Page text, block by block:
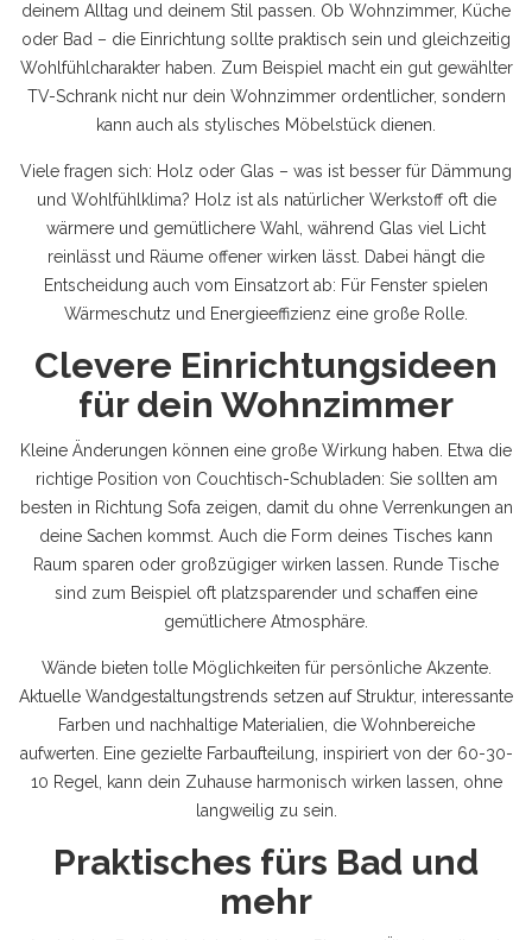
deinem Alltag und deinem Stil passen. Ob Wohnzimmer, Küche
oder Bad – die Einrichtung sollte praktisch sein und gleichzeitig
Wohlfühlcharakter haben. Zum Beispiel macht ein gut gewählter
TV-Schrank nicht nur dein Wohnzimmer ordentlicher, sondern
kann auch als stylisches Möbelstück dienen.
Viele fragen sich: Holz oder Glas – was ist besser für Dämmung
und Wohlfühlklima? Holz ist als natürlicher Werkstoff oft die
wärmere und gemütlichere Wahl, während Glas viel Licht
reinlässt und Räume offener wirken lässt. Dabei hängt die
Entscheidung auch vom Einsatzort ab: Für Fenster spielen
Wärmeschutz und Energieeffizienz eine große Rolle.
Clevere Einrichtungsideen
für dein Wohnzimmer
Kleine Änderungen können eine große Wirkung haben. Etwa die
richtige Position von Couchtisch-Schubladen: Sie sollten am
besten in Richtung Sofa zeigen, damit du ohne Verrenkungen an
deine Sachen kommst. Auch die Form deines Tisches kann
Raum sparen oder großzügiger wirken lassen. Runde Tische
sind zum Beispiel oft platzsparender und schaffen eine
gemütlichere Atmosphäre.
Wände bieten tolle Möglichkeiten für persönliche Akzente.
Aktuelle Wandgestaltungstrends setzen auf Struktur, interessante
Farben und nachhaltige Materialien, die Wohnbereiche
aufwerten. Eine gezielte Farbaufteilung, inspiriert von der 60-30-
10 Regel, kann dein Zuhause harmonisch wirken lassen, ohne
langweilig zu sein.
Praktisches fürs Bad und
mehr